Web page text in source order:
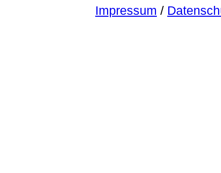
Impressum /